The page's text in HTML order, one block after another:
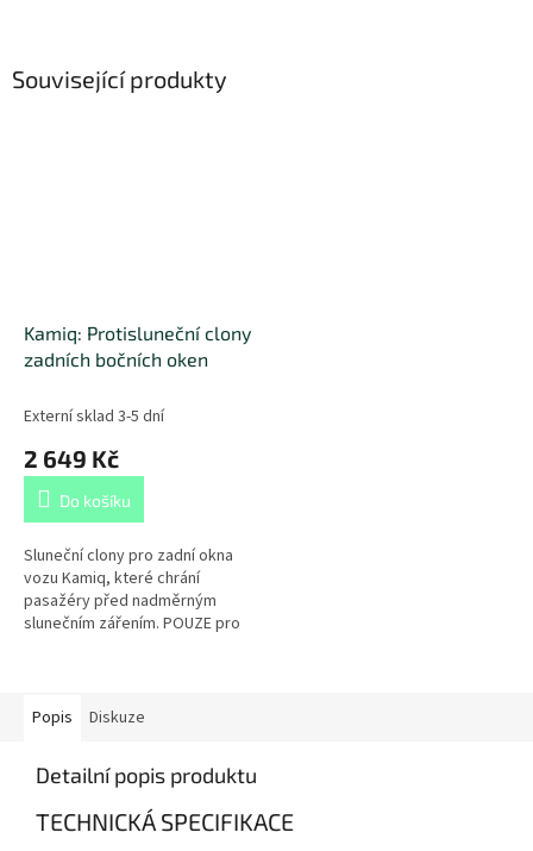
Související produkty
Kamiq: Protisluneční clony
zadních bočních oken
Externí sklad 3-5 dní
2 649 Kč
Do košíku
Sluneční clony pro zadní okna
vozu Kamiq, které chrání
pasažéry před nadměrným
slunečním zářením. POUZE pro
Popis Diskuze
Detailní popis produktu
TECHNICKÁ SPECIFIKACE